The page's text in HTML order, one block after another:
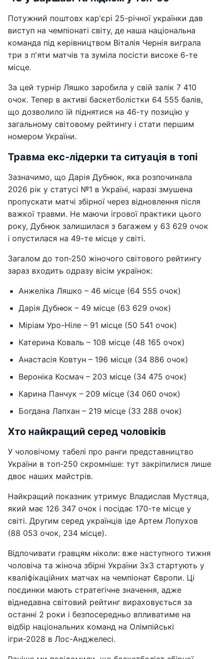
Потужний поштовх кар'єрі 25-річної українки дав
виступ на чемпіонаті світу, де наша національна
команда під керівництвом Віталія Чернія виграла
три з п'яти матчів та зуміла посісти високе 6-те
місце.
За цей турнір Ляшко заробила у свій залік 7 410
очок. Тепер в активі баскетболістки 64 555 балів,
що дозволило їй піднятися на 46-ту позицію у
загальному світовому рейтингу і стати першим
номером України.
Травма екс-лідерки та ситуація в топі
Зазначимо, що Дарія Дубнюк, яка розпочинала
2026 рік у статусі №1 в Україні, наразі змушена
пропускати матчі збірної через відновлення після
важкої травми. Не маючи ігрової практики цього
року, Дубнюк залишилася з багажем у 63 629 очок
і опустилася на 49-те місце у світі.
Загалом до топ-250 жіночого світового рейтингу
зараз входить одразу вісім українок:
Анжеліка Ляшко – 46 місце (64 555 очок)
Дарія Дубнюк – 49 місце (63 629 очок)
Міріам Уро-Ніле – 91 місце (50 541 очок)
Катерина Коваль – 108 місце (48 165 очок)
Анастасія Ковтун – 196 місце (34 886 очок)
Вероніка Космач – 203 місце (34 475 очок)
Карина Панчук – 209 місце (34 060 очок)
Богдана Лапхан – 219 місце (33 288 очок)
Хто найкращий серед чоловіків
У чоловічому табелі про ранги представництво
України в топ-250 скромніше: тут закріпилися лише
двоє наших майстрів.
Найкращий показник утримує Владислав Мустяца,
який має 126 347 очок і посідає 170-те місце у
світі. Другим серед українців іде Артем Лопухов
(88 053 очок, 234 місце).
Відпочивати гравцям ніколи: вже наступного тижня
чоловіча та жіноча збірні України 3х3 стартують у
кваліфікаційних матчах на чемпіонат Європи. Ці
поєдинки мають стратегічне значення, адже
віднедавна світовий рейтинг вираховується за
останні 2 роки і безпосередньо впливатиме на
відбір національних команд на Олімпійські
ігри-2028 в Лос-Анджелесі.